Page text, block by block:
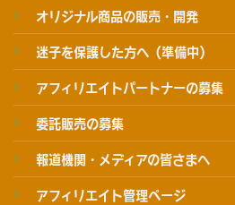
オリジナル商品の販売・開発
迷子を保護した方へ（準備中）
アフィリエイトパートナーの募集
委託販売の募集
報道機関・メディアの皆さまへ
アフィリエイト管理ページ